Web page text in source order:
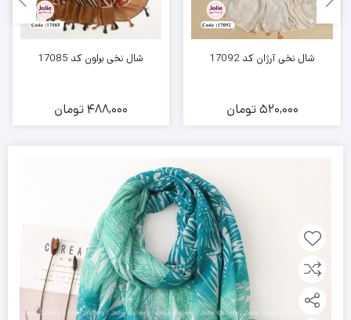
شال نخی آرژان کد 17092
520,000تومان
شال نخی براون کد 17085
488,000 تومان